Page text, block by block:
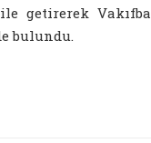
getirerek
bulundu.